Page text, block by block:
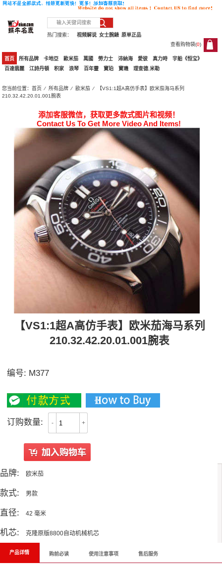
热门搜索： 原单正品
女士腕錶
视频解说
查看购物袋(0)
0
首页 所有品牌 卡地亞 歐米茄 萬國 勞力士 沛納海 愛彼 真力時
宇舶《恒宝》
百達翡麗
江詩丹頓 积家 浪琴 百年靈 寶珀 寶璣 理查德.米勒
您当前位置：首页 ⁄所有品牌 ⁄ 歐米茄 ⁄ 【VS1:1超A高仿手表】欧米茄海马系列
210.32.42.20.01.001腕表
添加客服微信，获取更多款式图片和视频！
Contact Us To Get More Video And Items!
【VS1:1超A高仿手表】欧米茄海马系列
210.32.42.20.01.001腕表
编号: M377
订购数量: - +
品牌: 欧米茄
款式: 男款
直径: 42 毫米
机芯: 克隆原版8800自动机械机芯
产品详情 购前必读 使用注意事项 售后服务